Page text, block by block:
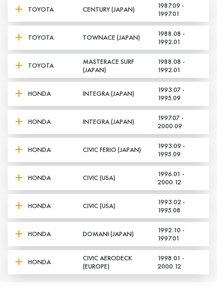
TOYOTA CENTURY (JAPAN)
1987.09 -
1997.01
TOYOTA TOWNACE (JAPAN)
1988.08 -
1992.01
TOYOTA
MASTERACE SURF
(JAPAN)
1988.08 -
1992.01
HONDA INTEGRA (JAPAN)
1993.07 -
1995.09
HONDA INTEGRA (JAPAN)
1997.07 -
2000.09
HONDA CIVIC FERIO (JAPAN)
1993.09 -
1995.09
HONDA CIVIC (USA)
1996.01 -
2000.12
HONDA CIVIC (USA)
1993.02 -
1995.08
HONDA DOMANI (JAPAN)
1992.10 -
1997.01
HONDA
CIVIC AERODECK
(EUROPE)
1998.01 -
2000.12